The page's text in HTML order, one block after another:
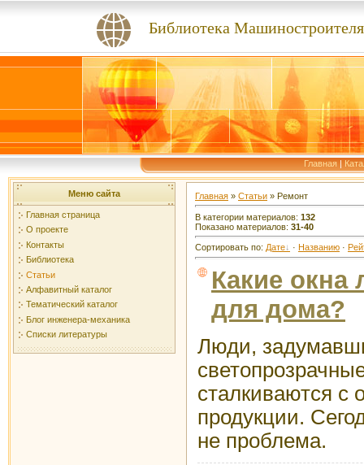
Библиотека Машиностроителя
Главная|
Меню сайта
Главная страница
О проекте
Контакты
Библиотека
Статьи
Алфавитный каталог
Тематический каталог
Блог инженера-механика
Списки литературы
Главная » Статьи » Ремонт
В категории материалов: 132
Показано материалов: 31-40
Сортировать по: Дате · Названию ·
Какие
для дома?
Люди,
сталкиваются с
продукции.
не проблема.